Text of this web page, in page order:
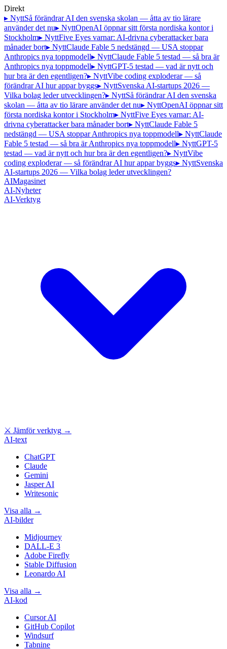
Direkt
▸ NyttSå förändrar AI den svenska skolan — åtta av tio lärare
använder det nu▸ NyttOpenAI öppnar sitt första nordiska kontor i
Stockholm▸ NyttFive Eyes varnar: AI-drivna cyberattacker bara
månader bort▸ NyttClaude Fable 5 nedstängd — USA stoppar
Anthropics nya toppmodell▸ NyttClaude Fable 5 testad — så bra är
Anthropics nya toppmodell▸ NyttGPT-5 testad — vad är nytt och
hur bra är den egentligen?▸ NyttVibe coding exploderar — så
förändrar AI hur appar byggs▸ NyttSvenska AI-startups 2026 —
Vilka bolag leder utvecklingen?▸ NyttSå förändrar AI den svenska
skolan — åtta av tio lärare använder det nu▸ NyttOpenAI öppnar sitt
första nordiska kontor i Stockholm▸ NyttFive Eyes varnar: AI-
drivna cyberattacker bara månader bort▸ NyttClaude Fable 5
nedstängd — USA stoppar Anthropics nya toppmodell▸ NyttClaude
Fable 5 testad — så bra är Anthropics nya toppmodell▸ NyttGPT-5
testad — vad är nytt och hur bra är den egentligen?▸ NyttVibe
coding exploderar — så förändrar AI hur appar byggs▸ NyttSvenska
AI-startups 2026 — Vilka bolag leder utvecklingen?
AIMagasinet
AI-Nyheter
AI-Verktyg
⚔ Jämför verktyg →
AI-text
ChatGPT
Claude
Gemini
Jasper AI
Writesonic
Visa alla →
AI-bilder
Midjourney
DALL-E 3
Adobe Firefly
Stable Diffusion
Leonardo AI
Visa alla →
AI-kod
Cursor AI
GitHub Copilot
Windsurf
Tabnine